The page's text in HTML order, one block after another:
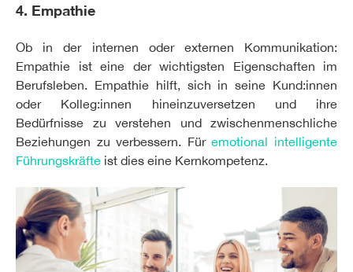
4. Empathie
Ob in der internen oder externen Kommunikation:
Empathie ist eine der wichtigsten Eigenschaften im
Berufsleben. Empathie hilft, sich in seine Kund:innen
oder Kolleg:innen hineinzuversetzen und ihre
Bedürfnisse zu verstehen und zwischenmenschliche
Beziehungen zu verbessern. Füremotional intelligente
Führungskräfte ist dies eine Kernkompetenz.